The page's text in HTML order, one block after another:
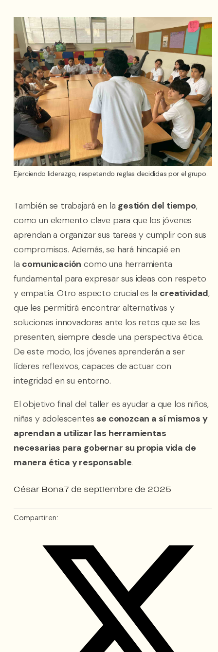
Ejerciendo liderazgo, respetando reglas decididas por el grupo.
También se trabajará en la gestión del tiempo,
como un elemento clave para que los jóvenes
aprendan a organizar sus tareas y cumplir con sus
compromisos. Además, se hará hincapié en
la comunicación como una herramienta
fundamental para expresar sus ideas con respeto
y empatía. Otro aspecto crucial es la creatividad,
que les permitirá encontrar alternativas y
soluciones innovadoras ante los retos que se les
presenten, siempre desde una perspectiva ética.
De este modo, los jóvenes aprenderán a ser
líderes reflexivos, capaces de actuar con
integridad en su entorno.
El objetivo final del taller es ayudar a que los niños,
niñas y adolescentes se conozcan a sí mismos y
aprendan a utilizar las herramientas
necesarias para gobernar su propia vida de
manera ética y responsable.
César Bona7 de septiembre de 2025
Compartir en: